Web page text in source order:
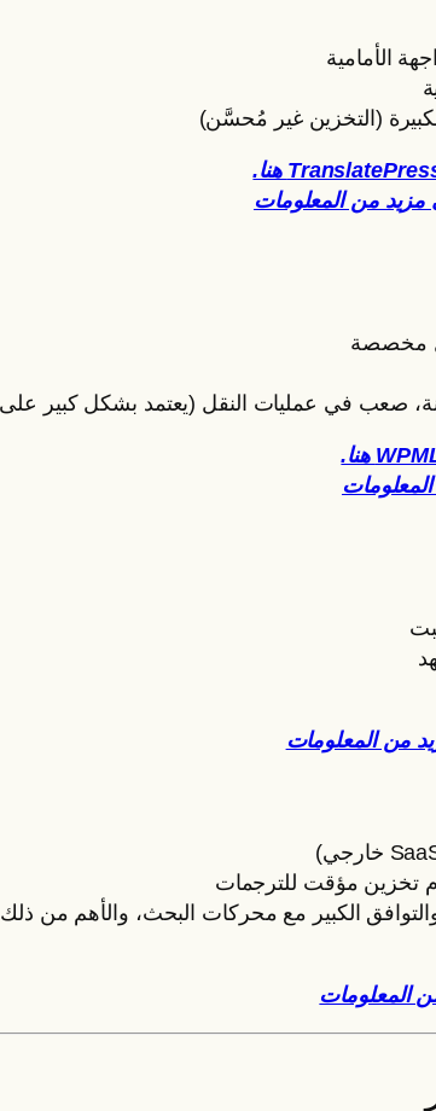
الأمامية
(التخزين غير مُحسَّن)
مخصصة
صعب في عمليات النقل (يعتمد بشكل كبير على
تخزين مؤقت للترجمات
والتوافق الكبير مع محركات البحث، والأهم